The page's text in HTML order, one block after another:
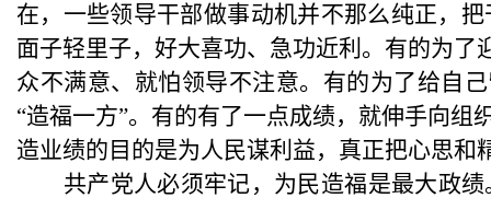
在，一些领导干部做事动机并不那么纯正，
面子轻里子，好大喜功、急功近利。有的为
众不满意、就怕领导不注意。有的为了给自
“造福一方”。有的有了一点成绩，就伸手向
造业绩的目的是为人民谋利益，真正把心思和
共产党人必须牢记，为民造福是最大政